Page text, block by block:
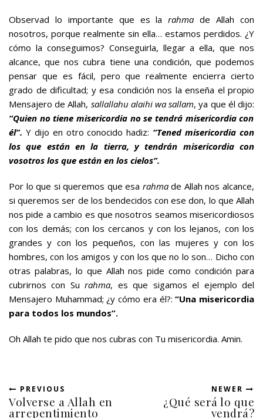
Observad lo importante que es larahma de Allah con
nosotros, porque realmente sin ella… estamos perdidos. ¿Y
cómo la conseguimos? Conseguirla, llegar a ella, que nos
alcance, que nos cubra tiene una condición, que podemos
pensar que es fácil, pero que realmente encierra cierto
grado de dificultad; y esa condición nos la enseña el propio
Mensajero de Allah, sallallahu alaihi wa sallam, ya que él dijo:
“Quien no tiene misericordia no se tendrá misericordia con
él”. Y dijo en otro conocido hadiz: “Tened misericordia con
los que están en la tierra, y tendrán misericordia con
vosotros los que están en los cielos”.
Por lo que si queremos que esa rahmade Allah nos alcance,
si queremos ser de los bendecidos con ese don, lo que Allah
nos pide a cambio es que nosotros seamos misericordiosos
con los demás; con los cercanos y con los lejanos, con los
grandes y con los pequeños, con las mujeres y con los
hombres, con los amigos y con los que no lo son… Dicho con
otras palabras, lo que Allah nos pide como condición para
cubrirnos con Surahma, es que sigamos el ejemplo del
Mensajero Muhammad; ¿y cómo era él?:“Una misericordia
para todos los mundos”.
Oh Allah te pido que nos cubras con Tu misericordia. Amin.
PREVIOUS
Volverse a Allah en
arrepentimiento
NEWER
¿Qué será lo que
vendrá?